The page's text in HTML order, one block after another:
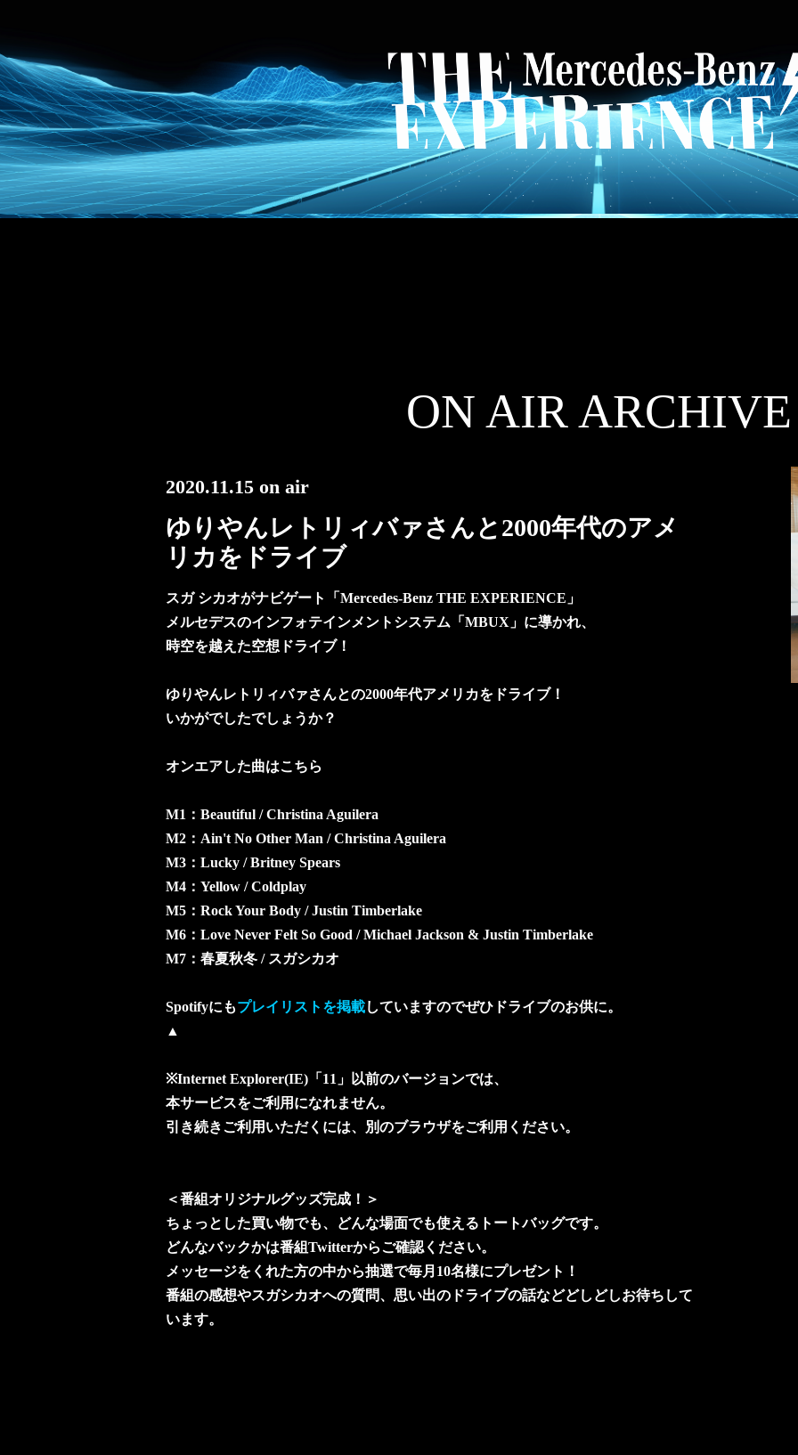
ON AIR ARCHIVE
2020.11.15 on air
ゆりやんレトリィバァさんと2000年代のアメ
リカをドライブ
スガ シカオがナビゲート「Mercedes-Benz THE EXPERIENCE」
メルセデスのインフォテインメントシステム「MBUX」に導かれ、
時空を越えた空想ドライブ！
ゆりやんレトリィバァさんとの2000年代アメリカをドライブ！
いかがでしたでしょうか？
オンエアした曲はこちら
M1：Beautiful / Christina Aguilera
M2：Ain't No Other Man / Christina Aguilera
M3：Lucky / Britney Spears
M4：Yellow / Coldplay
M5：Rock Your Body / Justin Timberlake
M6：Love Never Felt So Good / Michael Jackson & Justin Timberlake
M7：春夏秋冬 / スガシカオ
Spotifyにもプレイリストを掲載していますのでぜひドライブのお供に。
▲
※Internet Explorer(IE)「11」以前のバージョンでは、
本サービスをご利用になれません。
引き続きご利用いただくには、別のブラウザをご利用ください。
＜番組オリジナルグッズ完成！＞
ちょっとした買い物でも、どんな場面でも使えるトートバッグです。
どんなバックかは番組Twitterからご確認ください。
メッセージをくれた方の中から抽選で毎月10名様にプレゼント！
番組の感想やスガシカオへの質問、思い出のドライブの話などどしどしお待ちして
います。